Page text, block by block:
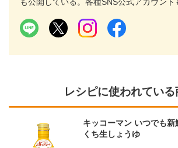
レシピに使われている
キッコーマン いつでも
くち生しょうゆ